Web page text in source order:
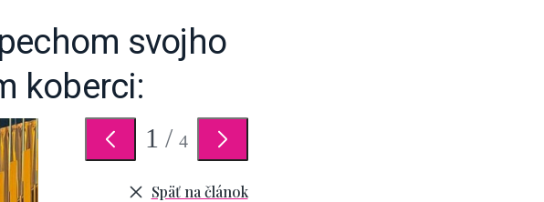
svojho
koberci:
1 / 4
Späť na článok